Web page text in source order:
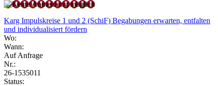
Karg Impulskreise 1 und 2 (SchiF) Begabungen erwarten, entfalten
und individualisiert fördern
Wo:
Wann:
Auf Anfrage
Nr.:
26-1535011
Status: